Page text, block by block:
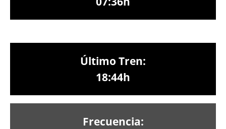
Último Tren:
18:44h
Frecuencia: